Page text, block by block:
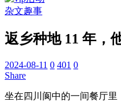
杂文趣事
返乡种地 11 年，
2024-08-11 0 401 0
Share
坐在四川阆中的一间餐厅里